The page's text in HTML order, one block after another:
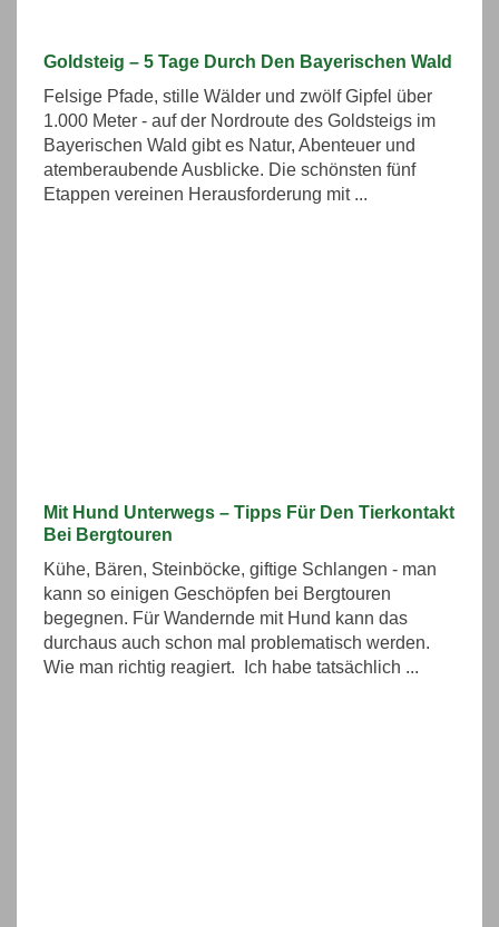
Goldsteig – 5 Tage Durch Den Bayerischen Wald
Felsige Pfade, stille Wälder und zwölf Gipfel über
1.000 Meter - auf der Nordroute des Goldsteigs im
Bayerischen Wald gibt es Natur, Abenteuer und
atemberaubende Ausblicke. Die schönsten fünf
Etappen vereinen Herausforderung mit ...
Mit Hund Unterwegs – Tipps Für Den Tierkontakt
Bei Bergtouren
Kühe, Bären, Steinböcke, giftige Schlangen - man
kann so einigen Geschöpfen bei Bergtouren
begegnen. Für Wandernde mit Hund kann das
durchaus auch schon mal problematisch werden.
Wie man richtig reagiert. Ich habe tatsächlich ...